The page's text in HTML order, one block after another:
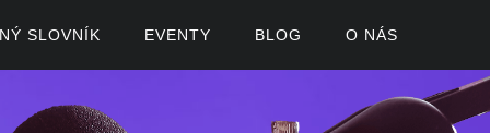
SLOVNÍK EVENTY BLOG O NÁS